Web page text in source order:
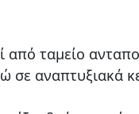
από ταμείο
σε αναπτυξιακά